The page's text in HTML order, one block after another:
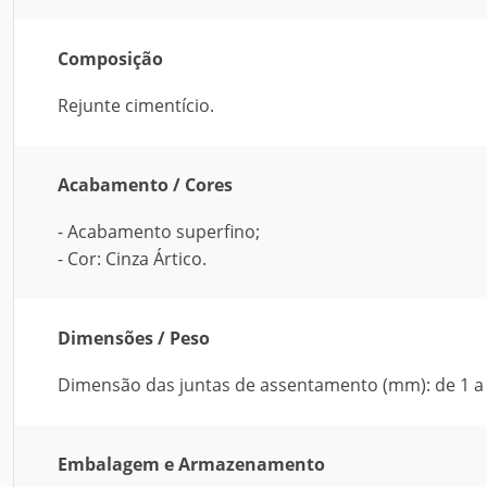
Composição
Rejunte cimentício.
Acabamento / Cores
- Acabamento superfino;
- Cor: Cinza Ártico.
Dimensões / Peso
Dimensão das juntas de assentamento (mm): de 1 a
Embalagem e Armazenamento